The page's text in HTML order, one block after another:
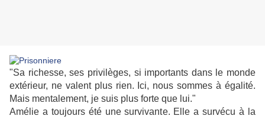
"Sa richesse, ses privilèges, si importants dans le monde
extérieur, ne valent plus rien. Ici, nous sommes à égalité.
Mais mentalement, je suis plus forte que lui."
Amélie a toujours été une survivante. Elle a survécu à la